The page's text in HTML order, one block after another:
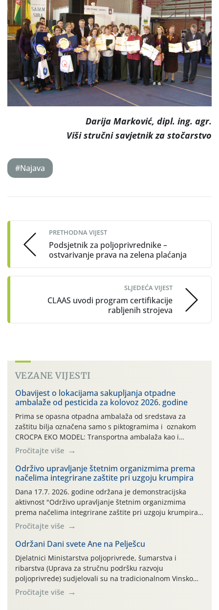
Darija Marković, dipl. ing. agr.
Viši stručni savjetnik za stočarstvo
#Najava
navigation
PRETHODNA VIJEST
Podsjetnik za poljoprivrednike –
ostvarivanje prava na zelena plaćanja
SLJEDEĆA VIJEST
CLAAS uvodi program certifikacije
rabljenih strojeva
VEZANE VIJESTI
Obavijest o lokacijama sakupljanja otpadne
ambalaže od pesticida za kolovoz 2026. godine
Prima se opasna otpadna ambalaža od sredstava za
zaštitu bilja označena samo s piktogramima i oznakom
CROCPA EKO MODEL: Transportna ambalaža kao i
ambalaža drugih proizvoda koji nisu sredstva za zaštitu
bilja (npr. ambalaža od mineralnih gnojiva,) se ne
prihvaća. Korisnicima je osiguran besplatni povrat
prazne ambalaže isključivo ovih tvrtki: AGROCHEM-MAKS,
AGRONOM, ALBAUGH TKI* (PINUS […]
Pročitajte više
Održivo upravljanje štetnim organizmima prema
načelima integrirane zaštite pri uzgoju krumpira
Dana 17.7. 2026. godine održana je demonstracijska
aktivnost "Održivo upravljanje štetnim organizmima
prema načelima integrirane zaštite pri uzgoju krumpira"
na pokusnom polju "Poredje", kraj naselja Belica (ARKOD
parcela ID 2445031) (središnji dio Međimurske županije).
Pročitajte više
Održani Dani svete Ane na Pelješcu
Djelatnici Ministarstva poljoprivrede, šumarstva i
ribarstva (Uprava za stručnu podršku razvoju
poljoprivrede) sudjelovali su na tradicionalnom Vinskom
forumu, održanom 24.07.2026. godine u Domu vinarske
tradicije u Putnikovićima na poluotoku Pelješcu, u
Pročitajte više